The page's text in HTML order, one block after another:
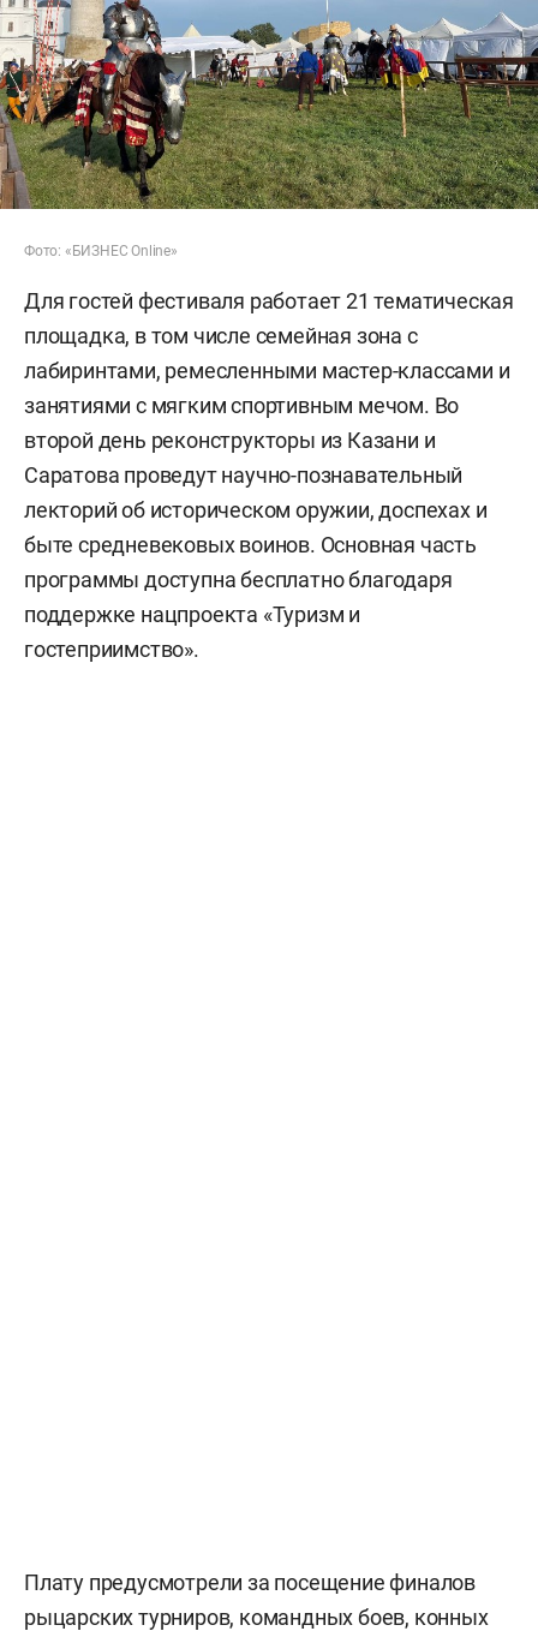
Фото: «БИЗНЕС Online»
Для гостей фестиваля работает 21 тематическая
площадка, в том числе семейная зона с
лабиринтами, ремесленными мастер-классами и
занятиями с мягким спортивным мечом. Во
второй день реконструкторы из Казани и
Саратова проведут научно-познавательный
лекторий об историческом оружии, доспехах и
быте средневековых воинов. Основная часть
программы доступна бесплатно благодаря
поддержке нацпроекта «Туризм и
гостеприимство».
Плату предусмотрели за посещение финалов
рыцарских турниров, командных боев, конных